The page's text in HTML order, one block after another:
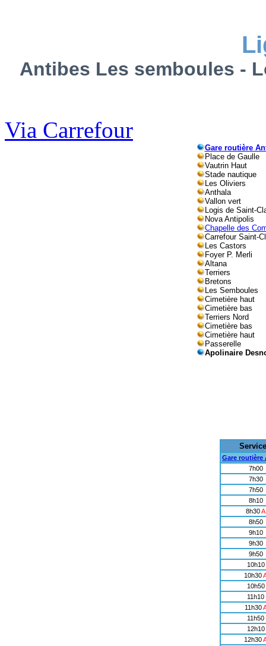
Antibes Les semboules -
Via Carrefour
Gare routière
Place de Gaulle
Vautrin Haut
Stade nautique
Les Oliviers
Anthala
Vallon vert
Logis de Saint-
Nova Antipolis
Chapelle des
Carrefour Saint-
Les Castors
Foyer P. Merli
Altana
Terriers
Bretons
Les Semboules
Cimetière haut
Cimetière bas
Terriers Nord
Cimetière bas
Cimetière haut
Passerelle
Apolinaire
Gare routière
7h00
7h30
7h50
8h10
8h30A
8h50
9h10
9h30
9h50
10h10
10h30
10h50
11h10
11h30
11h50
12h10
12h30